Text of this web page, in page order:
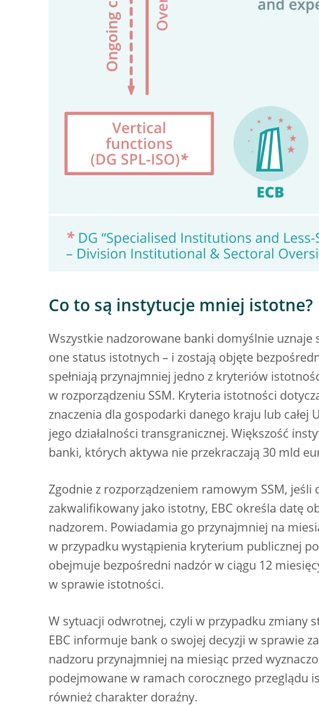
Co to są instytucje mniej istotne?
Wszystkie nadzorowane banki domyślnie uznaje
one status istotnych – i zostają objęte
spełniają przynajmniej jedno z kryteriów
w rozporządzeniu SSM. Kryteria istotności
znaczenia dla gospodarki danego kraju lub całej
jego działalności transgranicznej. Większość
banki, których aktywa nie przekraczają 30 mld
Zgodnie z rozporządzeniem ramowym SSM, jeśli
zakwalifikowany jako istotny, EBC określa datę
nadzorem. Powiadamia go przynajmniej na
w przypadku wystąpienia kryterium publicznej
obejmuje bezpośredni nadzór w ciągu 12
w sprawie istotności.
W sytuacji odwrotnej, czyli w przypadku zmiany
EBC informuje bank o swojej decyzji w sprawie
nadzoru przynajmniej na miesiąc przed
podejmowane w ramach corocznego przeglądu
również charakter doraźny.